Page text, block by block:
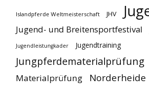
Islandpferde Weltmeisterschaft JHV
Jugend- und Breitensportfestival
Jugendleistungkader Jugendtraining
Jungpferdematerialprüfung
Materialprüfung Norderheide